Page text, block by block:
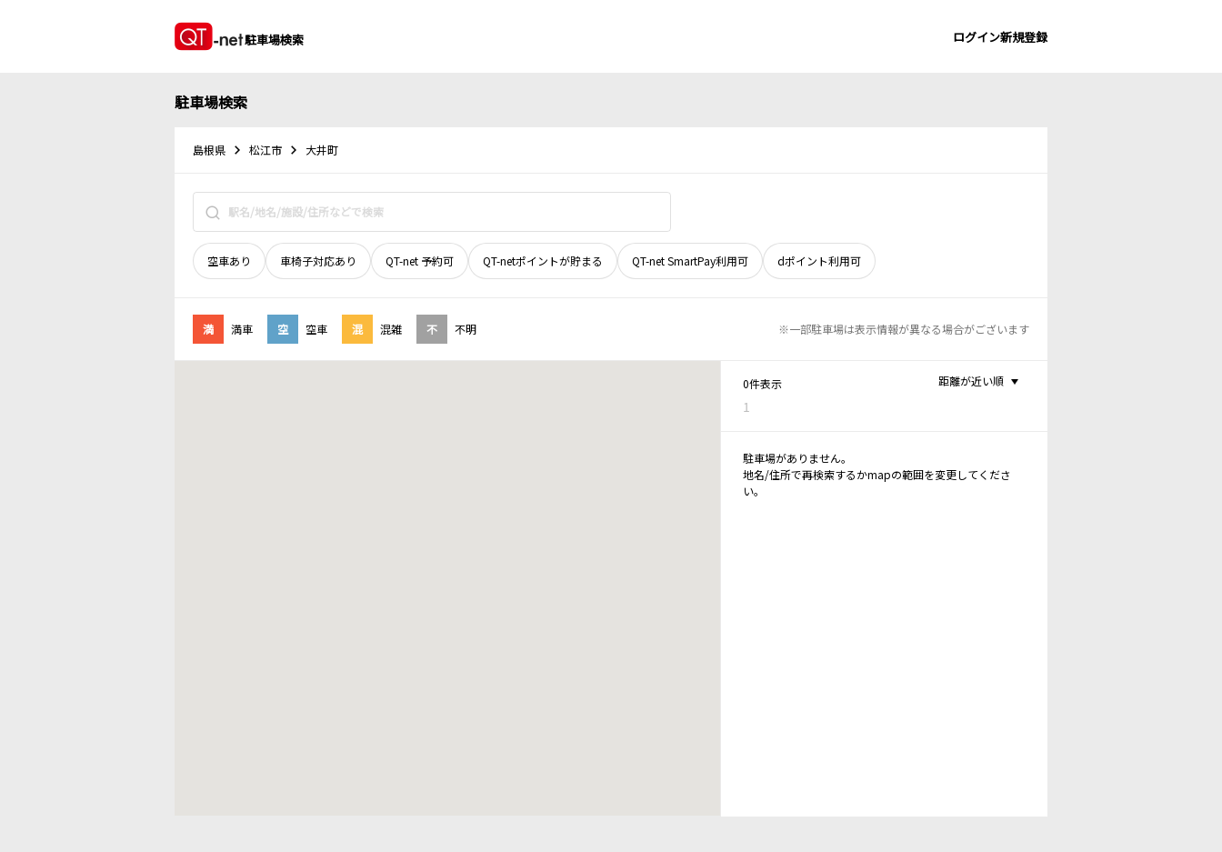
駐車場検索 ログイン新規登録
駐車場検索
島根県 松江市 大井町
空車あり 車椅子対応あり QT-net 予約可 QT-netポイントが貯まる QT-net SmartPay利用可 dポイント利用可
満 満車 空 空車 混 混雑 不 不明 ※一部駐車場は表示情報が異なる場合がございます
0件表示
1
距離が近い順
駐車場がありません。
地名/住所で再検索するかmapの範囲を変更してくださ
い。